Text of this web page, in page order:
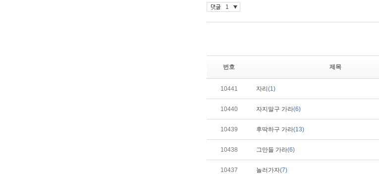
번호 제목
10441 자리 (1)
10440 자지말구 가라(6)
10439 후딱하구 가라(13)
10438 그만들 가라(6)
10437 놀러가자(7)